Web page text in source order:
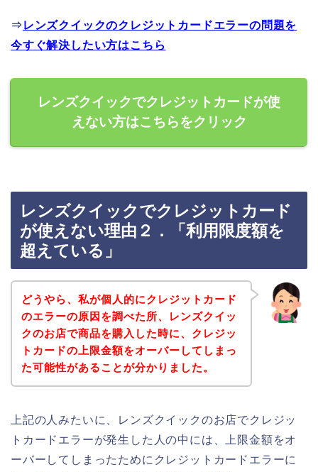
⇒ レンズクイックのクレジットカードエラーの問題を
今すぐ解決したい方はこちら
レンズクイックでクレジットカードが使
えない方はこちらをクリック
レンズクイックでクレジットカード
が使えない理由２．「利用限度額を
超えている」
どうやら、私が個人的にクレジットカード
のエラーの原因を調べた所、レンズクイッ
クのお店で商品を購入した時に、クレジッ
トカードの上限金額をオーバーしてしまっ
た可能性があることが分かりました。
上記の人みたいに、レンズクイックのお店でクレジッ
トカードエラーが発生した人の中には、上限金額をオ
ーバーしてしまったためにクレジットカードエラーに